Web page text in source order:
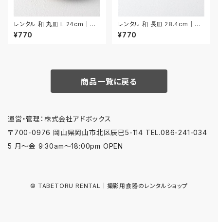
レンタル 和 丸皿 L 24cm｜W
ML021
¥770
レンタル 和 長皿 28.4cm｜W
NA008
¥770
商品一覧に戻る
運営・管理：株式会社アドボックス
〒700-0976 岡山県岡山市北区辰巳5-114 TEL.086-241-034
5 月〜金 9:30am〜18:00pm OPEN
© TABETORU RENTAL｜撮影用食器のレンタルショップ